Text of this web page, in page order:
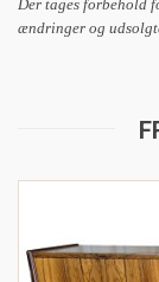
Der tages forbehold
ændringer og